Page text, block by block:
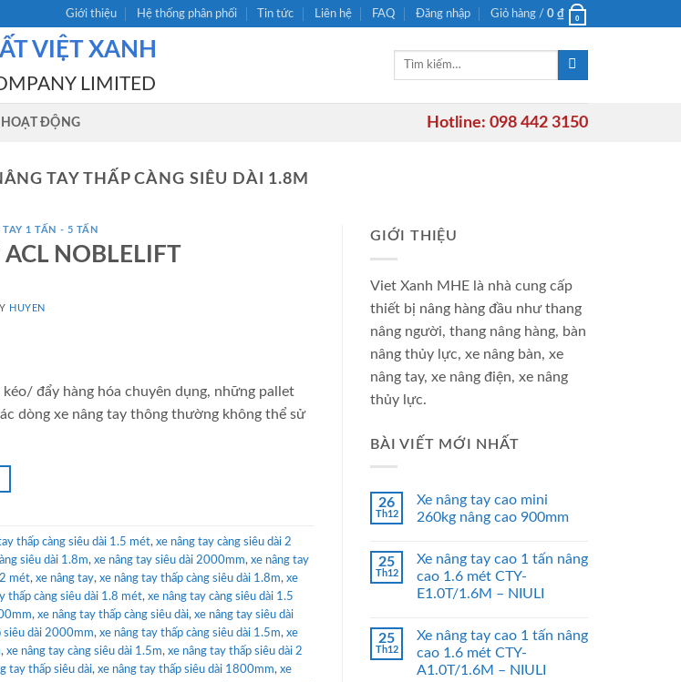
Giới thiệu Hệ thống phân phối Tin tức Liên hệ FAQ Đăng nhập Giỏ hàng / 0 ₫ 0
VIỆT XANH
LIMITED
Tìm
HOẠT ĐỘNG Hotline: 098 442 3150
TAY THẤP CÀNG SIÊU DÀI 1.8M
TAY 1 TẤN - 5 TẤN
NOBLELIFT
HUYEN
đẩy hàng hóa chuyên dụng, những pallet
dòng xe nâng tay thông thường không thể sử
thấp càng siêu dài 1.5 mét, xe nâng tay càng siêu dài 2
siêu dài 1.8m, xe nâng tay siêu dài 2000mm, xe nâng tay
mét, xe nâng tay, xe nâng tay thấp càng siêu dài 1.8m, xe
thấp càng siêu dài 1.8 mét, xe nâng tay càng siêu dài 1.5
, xe nâng tay thấp càng siêu dài, xe nâng tay siêu dài
siêu dài 2000mm, xe nâng tay thấp càng siêu dài 1.5m, xe
, xe nâng tay càng siêu dài 1.5m, xe nâng tay thấp siêu dài 2
tay thấp siêu dài, xe nâng tay thấp siêu dài 1800mm, xe
GIỚI THIỆU
Viet Xanh MHE là nhà cung cấp
thiết bị nâng hàng đầu như thang
nâng người, thang nâng hàng, bàn
nâng thủy lực, xe nâng bàn, xe
nâng tay, xe nâng điện, xe nâng
thủy lực.
BÀI VIẾT MỚI NHẤT
26
Th12
Xe nâng tay cao mini
260kg nâng cao 900mm
25
Th12
Xe nâng tay cao 1 tấn nâng
cao 1.6 mét CTY-
E1.0T/1.6M – NIULI
25
Th12
Xe nâng tay cao 1 tấn nâng
cao 1.6 mét CTY-
A1.0T/1.6M – NIULI